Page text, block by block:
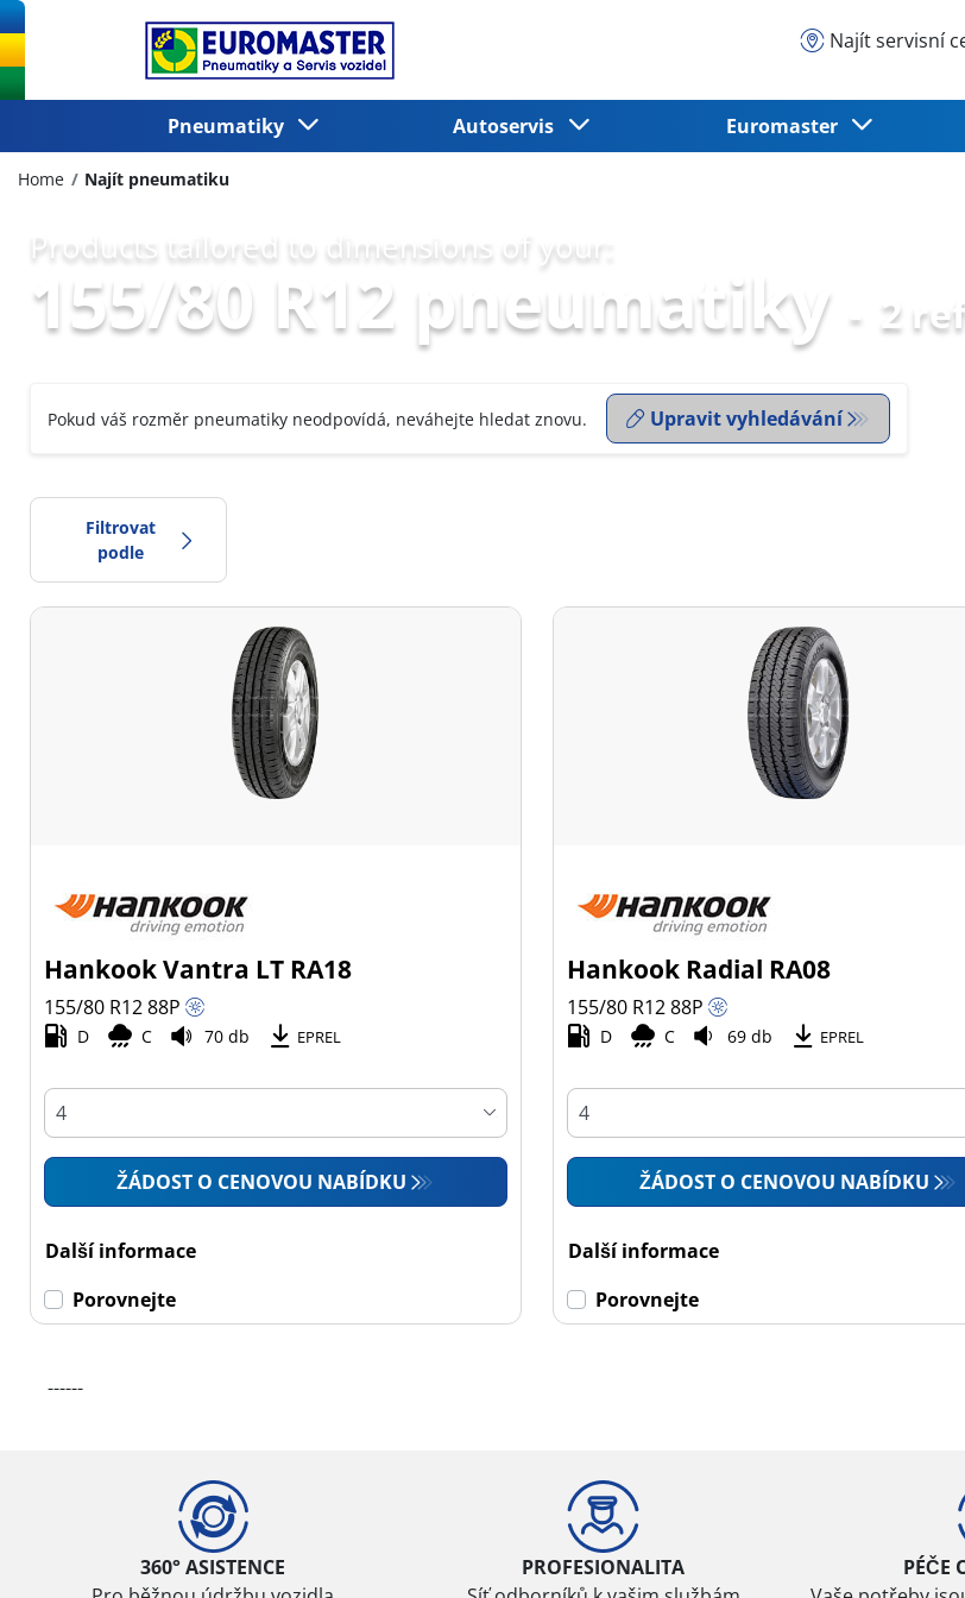
Najít servisní
Pneumatiky Autoservis Euromaster
Home Najít pneumatiku
Products tailored to dimensions of your:
155/80 R12 pneumatiky - 2
Pokud váš rozměr pneumatiky neodpovídá, neváhejte hledat znovu. Upravit vyhledávání
Filtrovat
podle
1
Všechny typy (2)
Celoroční (0)
Všechny typy (2)
Dodávka (2)
Campingový vůz (0)
Zemědělská technika
Hankook Vantra LT RA18
155/80 R1288P
D C 70 db EPREL
ŽÁDOST O CENOVOU NABÍDKU
Další informace
Porovnejte
Hankook Radial RA08
155/80 R1288P
D C 69 db EPREL
ŽÁDOST O CENOVOU NABÍDKU
Další informace
Porovnejte
------
360° ASISTENCE
PROFESIONALITA
PÉČE